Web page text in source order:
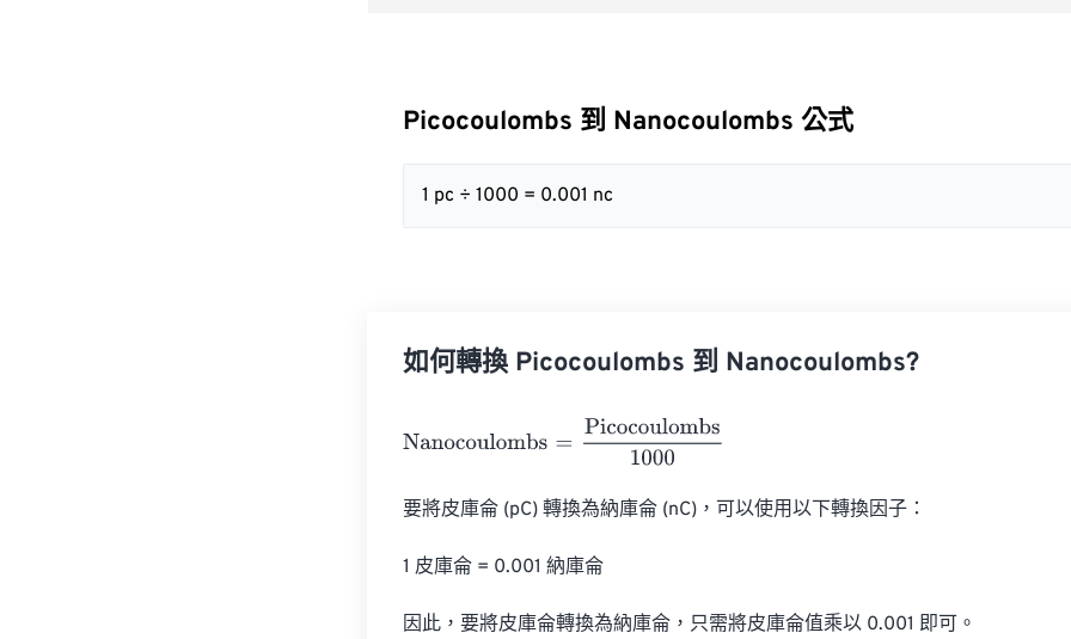
Picocoulombs 到 Nanocoulombs 公式
1 pc ÷ 1000 = 0.001 nc
如何轉換 Picocoulombs 到 Nanocoulombs?
Nanocoulombs Picocoulombs1000
要將皮庫侖 (pC) 轉換為納庫侖 (nC)，可以使用以下轉換因子：
1 皮庫侖 = 0.001 納庫侖
因此，要將皮庫侖轉換為納庫侖，只需將皮庫侖值乘以 0.001 即可。